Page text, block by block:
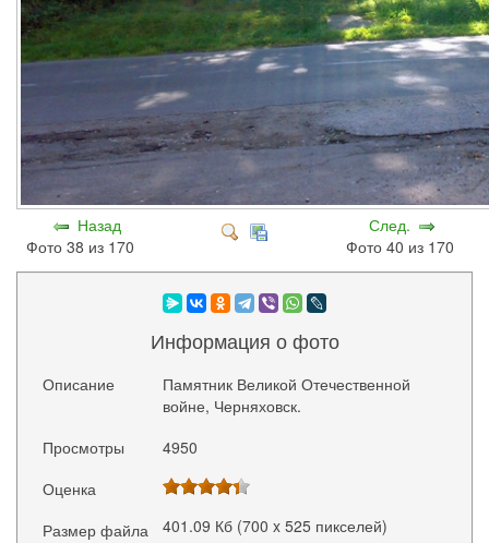
Назад
Фото 38 из 170
След.
Фото 40 из 170
Информация о фото
Описание
Памятник Великой Отечественной
войне, Черняховск.
Просмотры
4950
Оценка
Размер файла
401.09 Кб (700 x 525 пикселей)